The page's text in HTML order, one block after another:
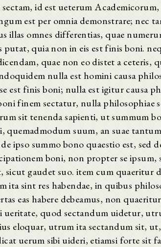
sectam, id est ueterum
est per omnia demonstrare; nec
illas omnes differentias, quae
putat, quia non in eis est finis boni.
quae non eo distet a ceteris,
nulla est homini causa
est finis boni; nulla est igitur causa
finem sectatur, nulla philosophiae
sit tenenda sapienti, ut summum
quemadmodum suum, an suae
ipso summo bono quaestio est, sed
boni, non propter se ipsum,
sicut gaudet suo. item cum quaeritur
ita sint res habendae, in quibus
eas habere debeamus, non
ueritate, quod sectandum uidetur,
eloquar, utrum ita sectandum sit,
uerum sibi uideri, etiamsi forte sit